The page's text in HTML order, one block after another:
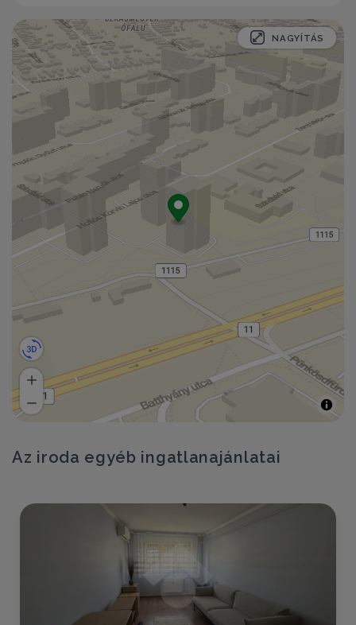
NAGYÍTÁS
Az iroda egyéb ingatlanajánlatai